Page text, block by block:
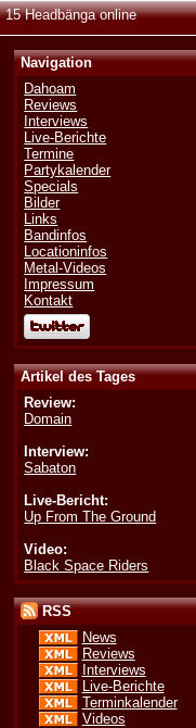
15 Headbänga online
Navigation
Dahoam
Reviews
Interviews
Live-Berichte
Termine
Partykalender
Specials
Bilder
Links
Bandinfos
Locationinfos
Metal-Videos
Impressum
Kontakt
Artikel des Tages
Review:
Domain
Interview:
Sabaton
Live-Bericht:
Up From The Ground
Video:
Black Space Riders
RSS
News
Reviews
Interviews
Live-Berichte
Terminkalender
Videos